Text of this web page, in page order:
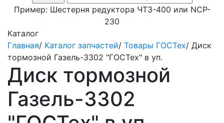
Пример: Шестерня редуктора ЧТЗ-400 или NCP-
230
Каталог
Главная/ Каталог запчастей/ Товары ГОСТех/ Диск
тормозной Газель-3302 "ГОСТех" в уп.
Диск тормозной
Газель-3302